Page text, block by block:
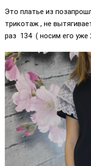
Это платье из
трикотаж , не
раз 134 ( носим его уже